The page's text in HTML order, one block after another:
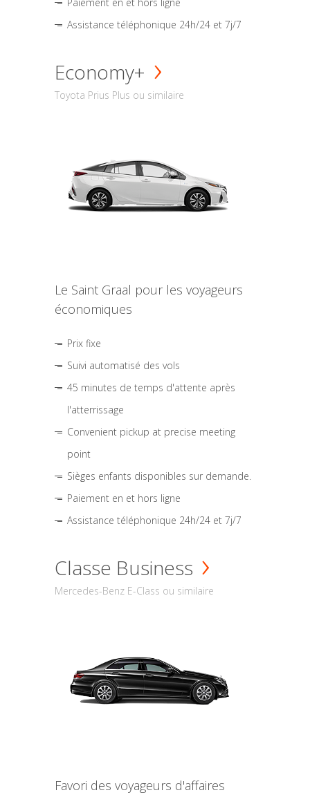
Assistance téléphonique 24h/24 et 7j/7
Economy+
Toyota Prius Plus ou similaire
Le Saint Graal pour les voyageurs
économiques
Prix fixe
Suivi automatisé des vols
45 minutes de temps d'attente après
l'atterrissage
Convenient pickup at precise meeting
point
Sièges enfants disponibles sur demande.
Paiement en et hors ligne
Assistance téléphonique 24h/24 et 7j/7
Classe Business
Mercedes-Benz E-Class ou similaire
Favori des voyageurs d'affaires